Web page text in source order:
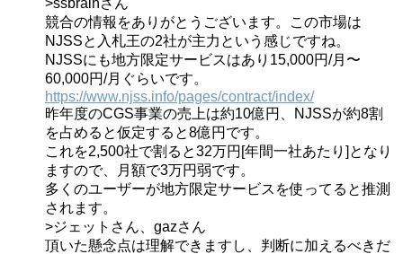
>ssbrainさん
競合の情報をありがとうございます。この市場は
NJSSと入札王の2社が主力という感じですね。
NJSSにも地方限定サービスはあり15,000円/月〜
60,000円/月ぐらいです。
https://www.njss.info/pages/contract/index/
昨年度のCGS事業の売上は約10億円、NJSSが約8割
を占めると仮定すると8億円です。
これを2,500社で割ると32万円[年間一社あたり]となり
ますので、月額で3万円弱です。
多くのユーザーが地方限定サービスを使ってると推測
されます。
>ジェットさん、gazさん
頂いた懸念点は理解できますし、判断に加えるべきだ